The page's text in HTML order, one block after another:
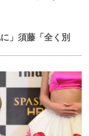
」須藤「全く別